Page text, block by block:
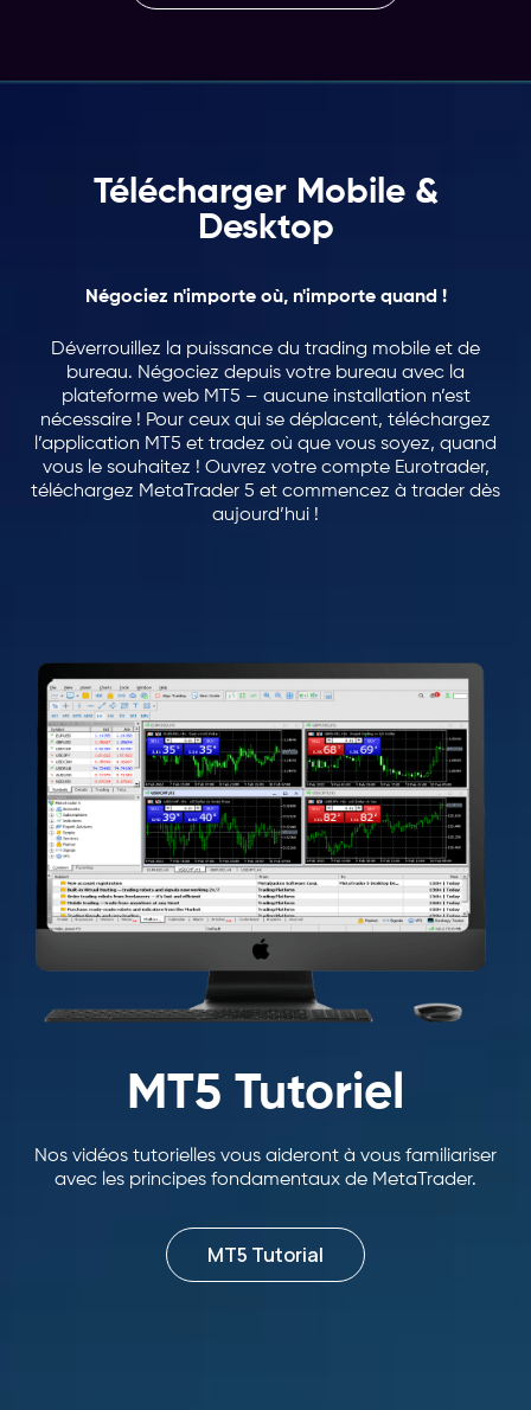
Télécharger Mobile &
Desktop
Négociez n'importe où, n'importe quand !
Déverrouillez la puissance du trading mobile et de
bureau. Négociez depuis votre bureau avec la
plateforme web MT5 – aucune installation n’est
nécessaire ! Pour ceux qui se déplacent, téléchargez
l’application MT5 et tradez où que vous soyez, quand
vous le souhaitez ! Ouvrez votre compte Eurotrader,
téléchargez MetaTrader 5 et commencez à trader dès
aujourd’hui !
MT5 Tutoriel
Nos vidéos tutorielles vous aideront à vous familiariser
avec les principes fondamentaux de MetaTrader.
MT5 Tutorial